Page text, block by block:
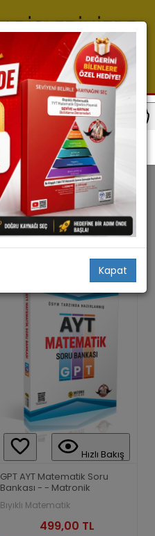
Kapat
3 ürün bulundu
Stoktakiler
Hızlı Bakış
GPT AYT Matematik Soru
Bankası - - Matronik
Bıyıklı Matematik
499,00 TL